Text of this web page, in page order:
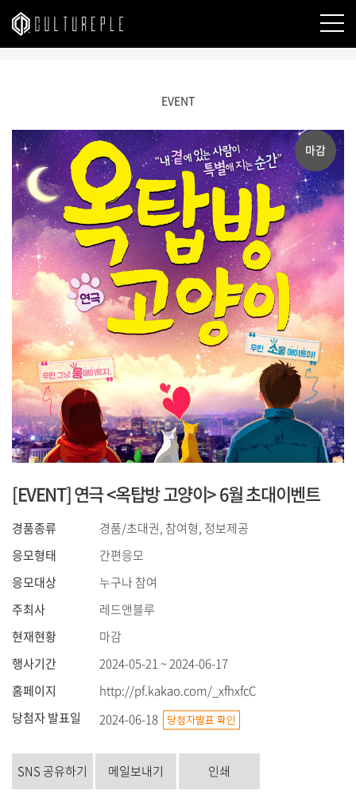
본문바로가기
EVENT
마감
[EVENT] 연극 <옥탑방 고양이> 6월 초대이벤트
경품종류
경품/초대권, 참여형, 정보제공
응모형태
간편응모
응모대상
누구나 참여
주최사
레드앤블루
현재현황
마감
행사기간
2024-05-21 ~ 2024-06-17
홈페이지
http://pf.kakao.com/_xfhxfcC
당첨자 발표일
2024-06-18
SNS 공유하기 메일보내기 인쇄